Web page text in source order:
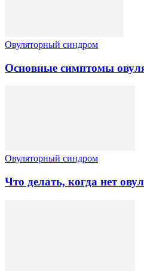
Овуляторный синдром
Основные симптомы
Овуляторный синдром
Что делать, когда нет